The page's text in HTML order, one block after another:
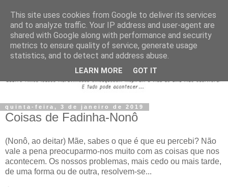
quinta-feira, 3 de janeiro de 2019
Coisas de Fadinha-Nonô
(Nonô, ao deitar) Mãe, sabes o que é que eu percebi? Não
vale a pena preocuparmo-nos muito com as coisas que nos
acontecem. Os nossos problemas, mais cedo ou mais tarde,
de uma forma ou de outra, resolvem-se...
This site uses cookies from Google to deliver its services
and to analyze traffic. Your IP address and user-agent are
shared with Google along with performance and security
metrics to ensure quality of service, generate usage
statistics, and to detect and address abuse.
LEARN MORE GOT IT